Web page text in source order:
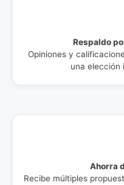
Respaldo
Opiniones y
una elección
Ahorra
Recibe múltiples